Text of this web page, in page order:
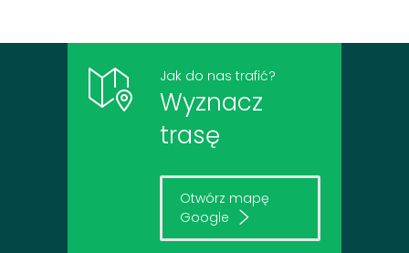
Jak do nas trafić?
Wyznacz
trasę
Otwórz mapę
Google